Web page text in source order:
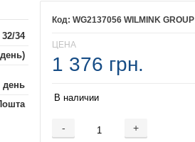
WG2137056 WILMINK GROUP
ЦЕНА
1 376 грн.
В наличии
- +
Добавляется...
Добавлен
34
день